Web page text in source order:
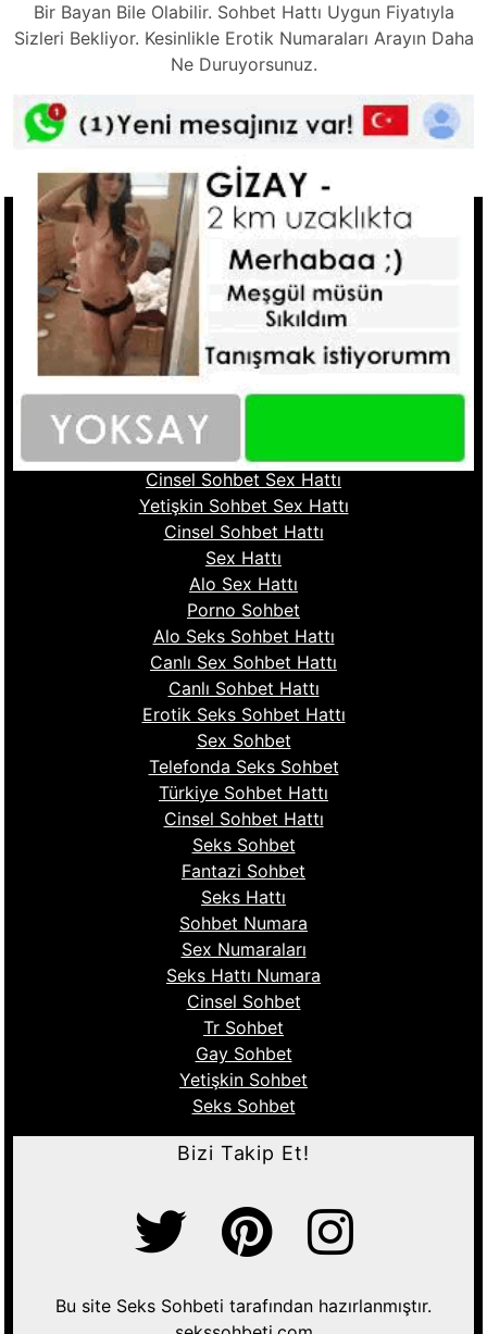
Bir Bayan Bile Olabilir. Sohbet Hattı Uygun Fiyatıyla
Sizleri Bekliyor. Kesinlikle Erotik Numaraları Arayın Daha
Ne Duruyorsunuz.
Tkla Ara
Hızlı Linkler
Ucuz Telefonda Sex Hattı
Seks Hattı Numaraları
Sex Numaraları
Whatsapp Seks Numaralar
Fantazi Sohbet
Ucuz Sex Hattı
Sohbet Numara
Cinsel Sohbet Hattı
Cinsel Sohbet Sex Hattı
Yetişkin Sohbet Sex Hattı
Cinsel Sohbet Hattı
Sex Hattı
Alo Sex Hattı
Porno Sohbet
Alo Seks Sohbet Hattı
Canlı Sex Sohbet Hattı
Canlı Sohbet Hattı
Erotik Seks Sohbet Hattı
Sex Sohbet
Telefonda Seks Sohbet
Türkiye Sohbet Hattı
Cinsel Sohbet Hattı
Seks Sohbet
Fantazi Sohbet
Seks Hattı
Sohbet Numara
Sex Numaraları
Seks Hattı Numara
Cinsel Sohbet
Tr Sohbet
Gay Sohbet
Yetişkin Sohbet
Seks Sohbet
Bizi Takip Et!
Bu site Seks Sohbeti tarafından hazırlanmıştır.